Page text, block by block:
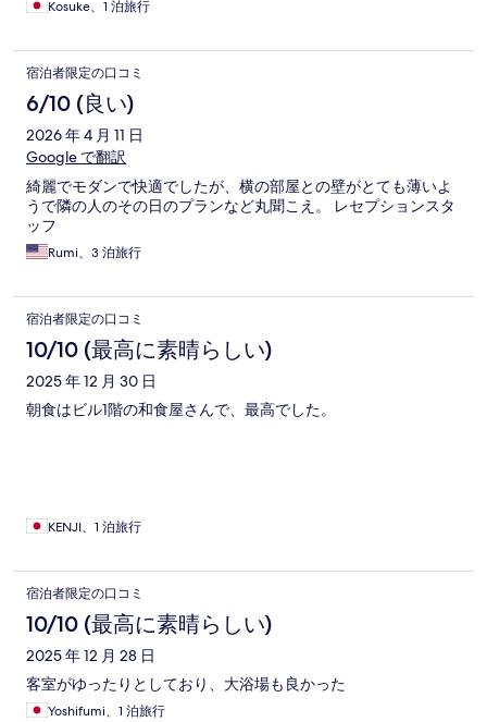
Kosuke、1 泊旅行
宿泊者限定の口コミ
6/10 (良い)
2026 年 4 月 11 日
Google で翻訳
綺麗でモダンで快適でしたが、横の部屋との壁がとても薄いよ
うで隣の人のその日のプランなど丸聞こえ。 レセプションスタ
ッフ
Rumi、3 泊旅行
宿泊者限定の口コミ
10/10 (最高に素晴らしい)
2025 年 12 月 30 日
朝食はビル1階の和食屋さんで、最高でした。
KENJI、1 泊旅行
宿泊者限定の口コミ
10/10 (最高に素晴らしい)
2025 年 12 月 28 日
客室がゆったりとしており、大浴場も良かった
Yoshifumi、1 泊旅行